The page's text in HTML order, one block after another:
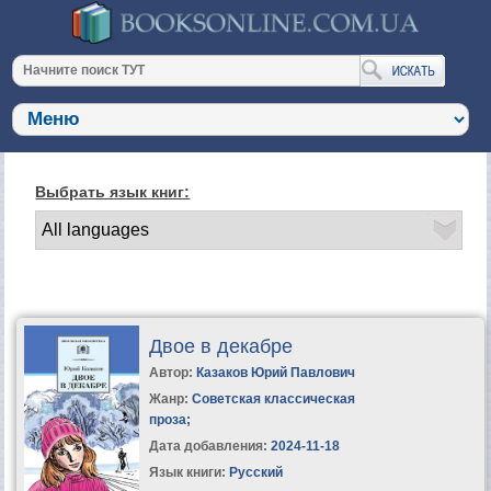
Выбрать язык книг:
Двое в декабре
Автор: Казаков Юрий Павлович
Жанр: Советская классическая
проза;
Дата добавления: 2024-11-18
Язык книги: Русский